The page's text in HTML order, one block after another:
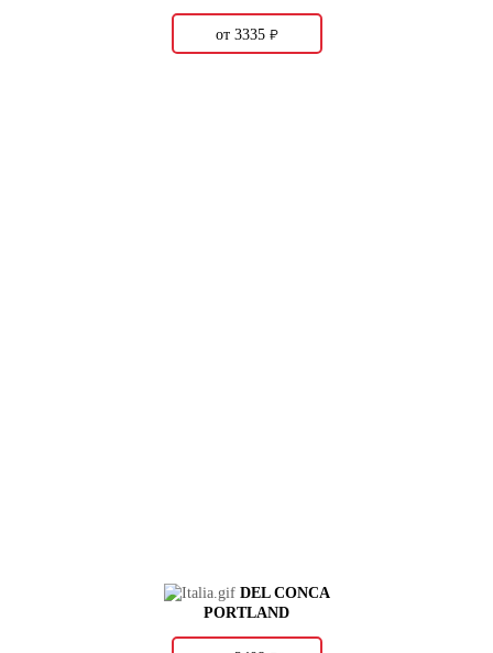
от 3335 о
DEL CONCA
PORTLAND